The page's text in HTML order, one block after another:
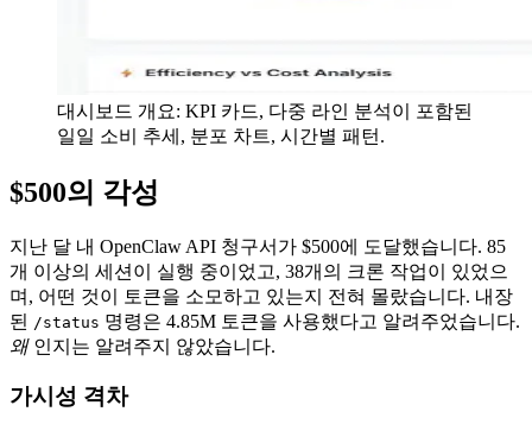
대시보드 개요: KPI 카드, 다중 라인 분석이 포함된
일일 소비 추세, 분포 차트, 시간별 패턴.
$500의 각성
지난 달 내 OpenClaw API 청구서가 $500에 도달했습니다. 85
개 이상의 세션이 실행 중이었고, 38개의 크론 작업이 있었으
며, 어떤 것이 토큰을 소모하고 있는지 전혀 몰랐습니다. 내장
된
/status 명령은 4.85M 토큰을 사용했다고 알려주었습니다.
왜인지는 알려주지 않았습니다.
가시성 격차